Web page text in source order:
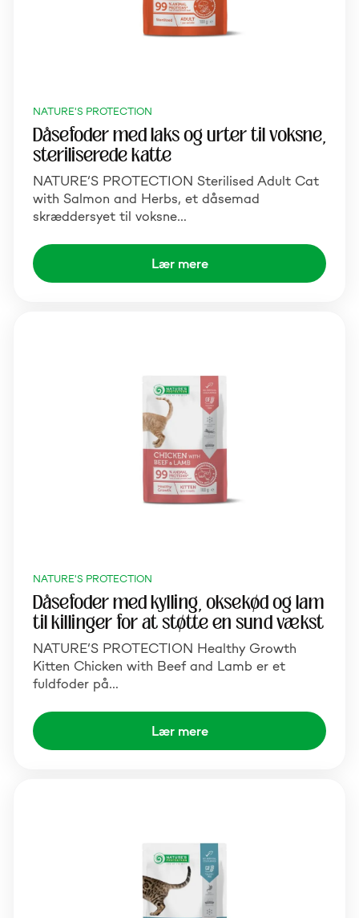
NATURE'S PROTECTION
Dåsefoder med laks og urter til voksne,
steriliserede katte
NATURE’S PROTECTION Sterilised Adult Cat
with Salmon and Herbs, et dåsemad
skræddersyet til voksne…
Lær mere
NATURE'S PROTECTION
Dåsefoder med kylling, oksekød og lam
til killinger for at støtte en sund vækst
NATURE’S PROTECTION Healthy Growth
Kitten Chicken with Beef and Lamb er et
fuldfoder på…
Lær mere